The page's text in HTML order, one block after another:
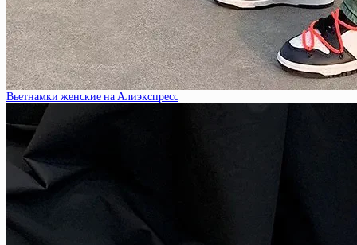
Вьетнамки женские на Алиэкспресс